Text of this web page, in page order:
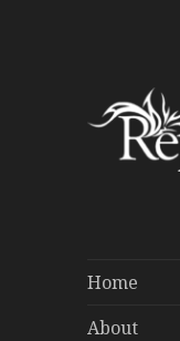
Home
About